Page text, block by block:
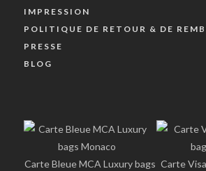
IMPRESSION
POLITIQUE DE RETOUR & DE
PRESSE
BLOG
Carte Bleue MCA Luxury bags Carte